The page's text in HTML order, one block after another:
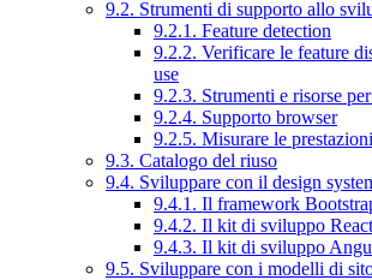
9.2. Strumenti di supporto allo
9.2.1. Feature detection
9.2.2. Verificare le feature
use
9.2.3. Strumenti e risorse
9.2.4. Supporto browser
9.2.5. Misurare le prestazioni
9.3. Catalogo del riuso
9.4. Sviluppare con il design
9.4.1. Il framework
9.4.2. Il kit di sviluppo React
9.4.3. Il kit di sviluppo
9.5. Sviluppare con i modelli di